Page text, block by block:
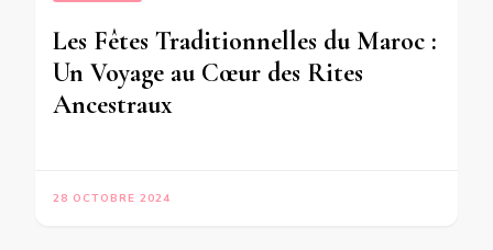
Les Fêtes Traditionnelles du Maroc :
Un Voyage au Cœur des Rites
Ancestraux
28 OCTOBRE 2024